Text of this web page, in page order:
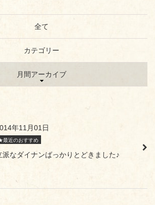
全て
カテゴリー
月間アーカイブ
年11月01日
最近のおすすめ
派なダイナンばっかりとどきました♪